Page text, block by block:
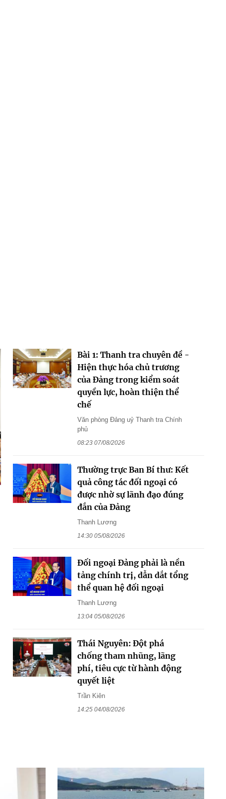
Bài 1: Thanh tra chuyên đề -
Hiện thực hóa chủ trương
của Đảng trong kiểm soát
quyền lực, hoàn thiện thể
chế
Văn phòng Đảng uỷ Thanh tra Chính
phủ
08:23 07/08/2026
Thường trực Ban Bí thư: Kết
quả công tác đối ngoại có
được nhờ sự lãnh đạo đúng
đắn của Đảng
Thanh Lương
14:30 05/08/2026
Đối ngoại Đảng phải là nền
tảng chính trị, dẫn dắt tổng
thể quan hệ đối ngoại
Thanh Lương
13:04 05/08/2026
Thái Nguyên: Đột phá
chống tham nhũng, lãng
phí, tiêu cực từ hành động
quyết liệt
Trần Kiên
14:25 04/08/2026